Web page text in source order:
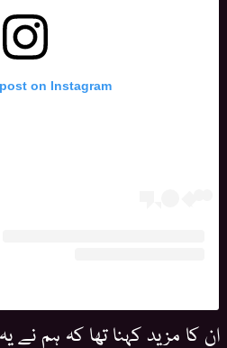
on Instagram
ان کا مزید کہنا تھا کہ ہم نے